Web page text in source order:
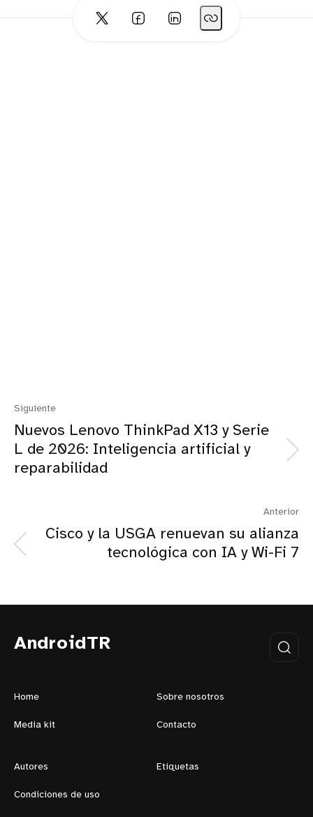
Siguiente
Nuevos Lenovo ThinkPad X13 y Serie
L de 2026: Inteligencia artificial y
reparabilidad
Anterior
Cisco y la USGA renuevan su alianza
tecnológica con IA y Wi-Fi 7
AndroidTR
Home Sobre nosotros
Media kit Contacto
Autores Etiquetas
Condiciones de uso